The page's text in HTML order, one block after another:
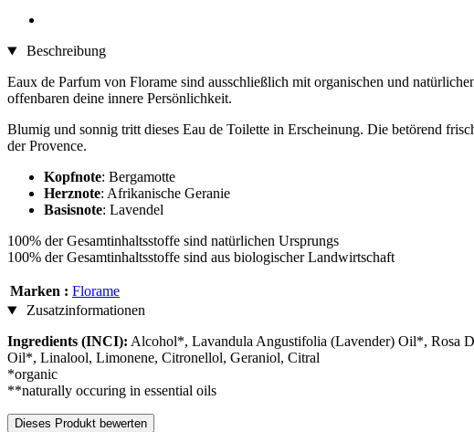
Beschreibung
Eaux de Parfum von Florame sind ausschließlich mit organischen und
offenbaren deine innere Persönlichkeit.
Blumig und sonnig tritt dieses Eau de Toilette in Erscheinung. Die betörend
der Provence.
Kopfnote: Bergamotte
Herznote: Afrikanische Geranie
Basisnote: Lavendel
100% der Gesamtinhaltsstoffe sind natürlichen Ursprungs
100% der Gesamtinhaltsstoffe sind aus biologischer Landwirtschaft
Marken : Florame
Zusatzinformationen
Ingredients (INCI): Alcohol*, Lavandula Angustifolia (Lavender) Oil*, Rosa
Oil*, Linalool, Limonene, Citronellol, Geraniol, Citral
*organic
**naturally occuring in essential oils
Dieses Produkt bewerten